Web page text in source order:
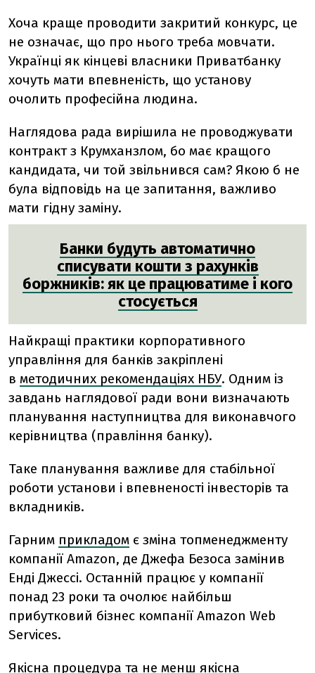
Хоча краще проводити закритий конкурс, це
не означає, що про нього треба мовчати.
Українці як кінцеві власники Приватбанку
хочуть мати впевненість, що установу
очолить професійна людина.
Наглядова рада вирішила не проводжувати
контракт з Крумханзлом, бо має кращого
кандидата, чи той звільнився сам? Якою б не
була відповідь на це запитання, важливо
мати гідну заміну.
Банки будуть автоматично
списувати кошти з рахунків
боржників: як це працюватиме і кого
стосується
Найкращі практики корпоративного
управління для банків закріплені
в методичних рекомендаціях НБУ. Одним із
завдань наглядової ради вони визначають
планування наступництва для виконавчого
керівництва (правління банку).
Таке планування важливе для стабільної
роботи установи і впевненості інвесторів та
вкладників.
Гарним прикладом є зміна топменеджменту
компанії Amazon, де Джефа Безоса замінив
Енді Джессі. Останній працює у компанії
понад 23 роки та очолює найбільш
прибутковий бізнес компанії Amazon Web
Services.
Якісна процедура та не менш якісна